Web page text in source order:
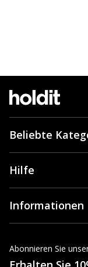
Beliebte
Hilfe
Informationen
Abonnieren Sie